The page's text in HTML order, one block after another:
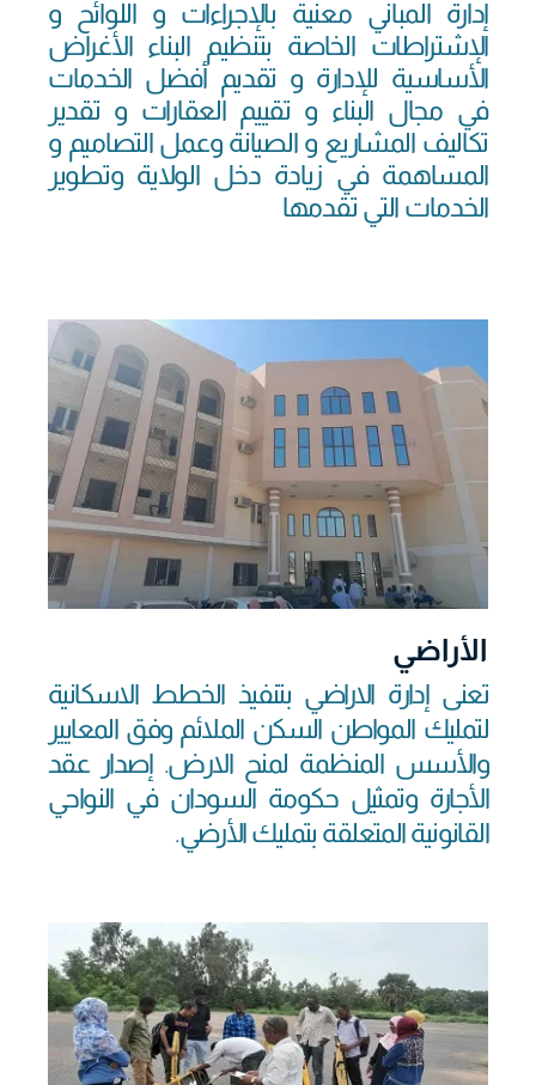
إدارة المباني معنية بالإجراءات و اللوائح و
الإشتراطات الخاصة بتنظيم البناء الأغراض
الأساسية للإدارة و تقديم أفضل الخدمات
في مجال البناء و تقييم العقارات و تقدير
تكاليف المشاريع و الصيانة وعمل التصاميم و
المساهمة في زيادة دخل الولاية وتطوير
الخدمات التي تقدمها
الأراضي
تعنى إدارة الاراضي بتنفيذ الخطط الاسكانية
لتمليك المواطن السكن الملائم وفق المعايير
والأسس المنظمة لمنح الارض. إصدار عقد
الأجارة وتمثيل حكومة السودان في النواحي
القانونية المتعلقة بتمليك الأرضي.